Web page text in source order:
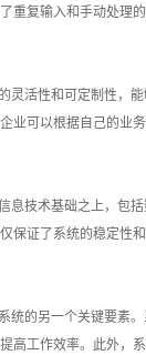
重复输入和手动处理
灵活性和可定制性，
业可以根据自己的业
息技术基础之上，包
保证了系统的稳定性
统的另一个关键要素
高工作效率。此外，